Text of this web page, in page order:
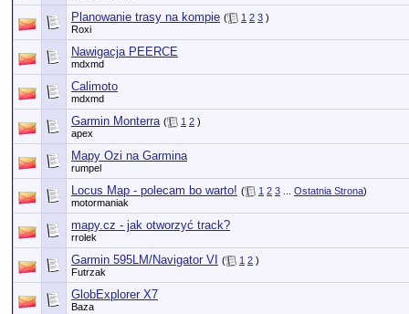
Planowanie trasy na kompie ( 1 2 3 )
Roxi
Nawigacja PEERCE
mdxmd
Calimoto
mdxmd
Garmin Monterra ( 1 2 )
apex
Mapy Ozi na Garmina
rumpel
Locus Map - polecam bo warto! ( 1 2 3 Ostatnia Strona)
motormaniak
mapy.cz - jak otworzyć track?
rrolek
Garmin 595LM/Navigator VI ( 1 2 )
Futrzak
GlobExplorer X7
Baza